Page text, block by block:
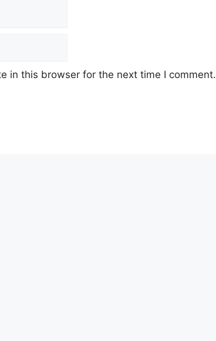
in this browser for the next time I comment.